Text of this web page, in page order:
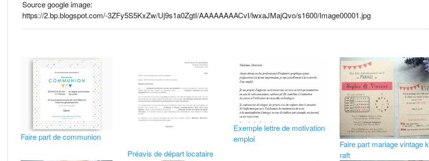
Source google image:
https://2.bp.blogspot.com/-3ZFy5S5KxZw/Uj9s1a0ZgtI/AAAAAAAACvI/lwxaJMajQvo/s1600/Image00001.jpg
Faire part de communion
Préavis de départ locataire
Exemple lettre de motivation
emploi
Faire part mariage vintage k
raft